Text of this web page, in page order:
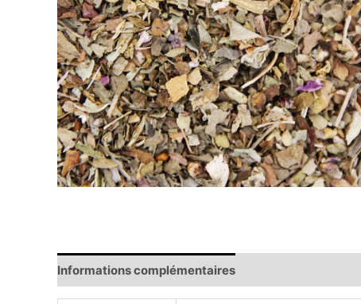
Informations complémentaires